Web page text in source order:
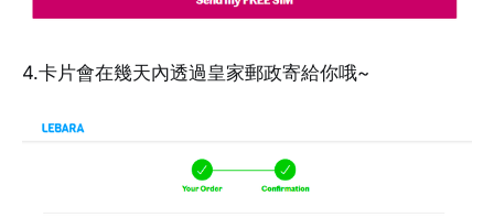
4.卡片會在幾天內透過皇家郵政寄給你哦~